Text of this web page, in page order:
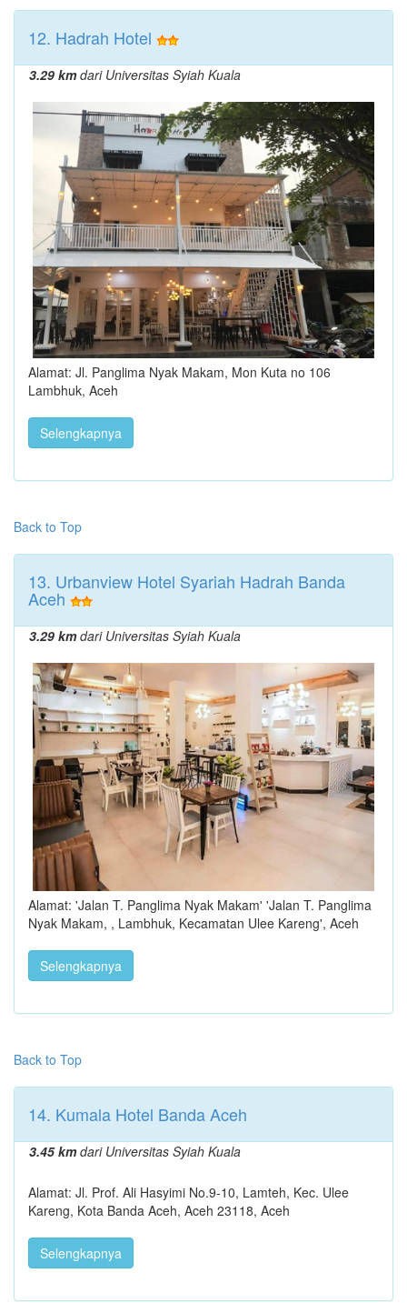
12. Hadrah Hotel
3.29 kmdari Universitas Syiah Kuala
Alamat: Jl. Panglima Nyak Makam, Mon Kuta no 106
Lambhuk, Aceh
Selengkapnya
Back to Top
13. Urbanview Hotel Syariah Hadrah Banda
Aceh
3.29 kmdari Universitas Syiah Kuala
Alamat: 'Jalan T. Panglima Nyak Makam' 'Jalan T. Panglima
Nyak Makam, , Lambhuk, Kecamatan Ulee Kareng', Aceh
Selengkapnya
Back to Top
14. Kumala Hotel Banda Aceh
3.45 kmdari Universitas Syiah Kuala
Alamat: Jl. Prof. Ali Hasyimi No.9-10, Lamteh, Kec. Ulee
Kareng, Kota Banda Aceh, Aceh 23118, Aceh
Selengkapnya